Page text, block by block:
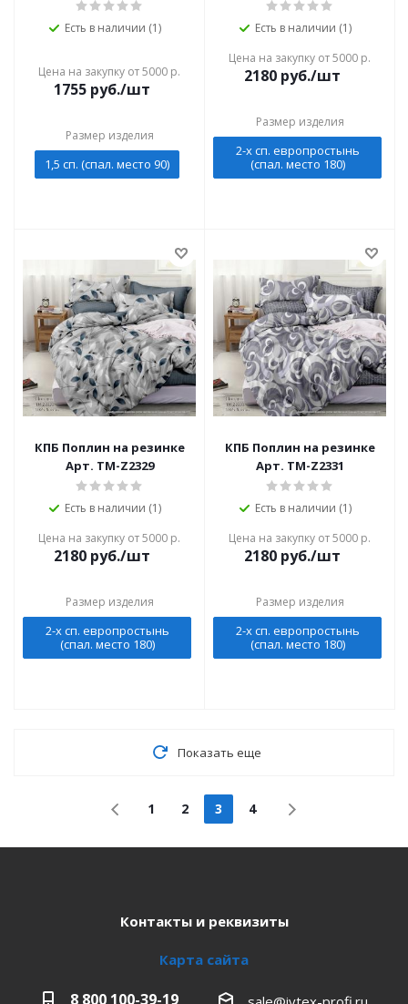
Есть в наличии (1)
Цена на закупку от 5000 р.
1755 руб./шт
Размер изделия
1,5 сп. (спал. место 90)
Есть в наличии (1)
Цена на закупку от 5000 р.
2180 руб./шт
Размер изделия
2-х сп. европростынь
(спал. место 180)
КПБ Поплин на резинке
Арт. TM-Z2329
Есть в наличии (1)
Цена на закупку от 5000 р.
2180 руб./шт
Размер изделия
2-х сп. европростынь
(спал. место 180)
КПБ Поплин на резинке
Арт. TM-Z2331
Есть в наличии (1)
Цена на закупку от 5000 р.
2180 руб./шт
Размер изделия
2-х сп. европростынь
(спал. место 180)
Показать еще
1 2 3 4
Контакты и реквизиты
Карта сайта
8 800 100-39-19